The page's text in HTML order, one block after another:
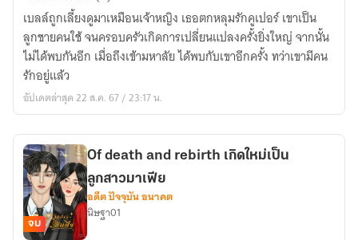
ผิด)
Love
รัก
แรก
ของ
เบลล์
เบลล์ถูกเลี้ยงดูมาเหมือนเจ้าหญิง เธอตกหลุมรักคูเปอร์ เขาเป็น
ลูกชายคนใช้ จนครอบครัวเกิดการเปลี่ยนแปลงครั้งยิ่งใหญ่ จากนั้น
ไม่ได้พบกันอีก เมื่อถึงเข้ามหาลัย ได้พบกับเขาอีกครั้ง ทว่าเขามีคน
รักอยู่แล้ว
อัปเดตล่าสุด 22 ส.ค. 67 / 23:17 น.
จบ
Of death and rebirth เกิดใหม่เป็น
ลูกสาวมาเฟีย
อดีต ปัจจุบัน อนาคต
นิษฐา01